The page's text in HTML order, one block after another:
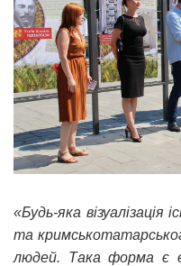
«Будь-яка візуалізація
та
людей. Така форма є